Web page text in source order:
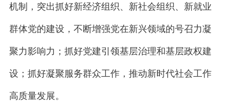
机制，突出抓好新经济组织、新社会组织、新就业
群体党的建设，不断增强党在新兴领域的号召力凝
聚力影响力；抓好党建引领基层治理和基层政权建
设；抓好凝聚服务群众工作，推动新时代社会工作
高质量发展。